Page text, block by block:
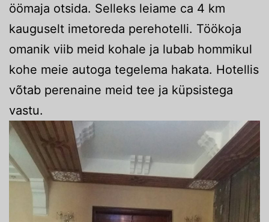
öömaja otsida. Selleks leiame ca 4 km
kauguselt imetoreda perehotelli. Töökoja
omanik viib meid kohale ja lubab hommikul
kohe meie autoga tegelema hakata. Hotellis
võtab perenaine meid tee ja küpsistega
vastu.